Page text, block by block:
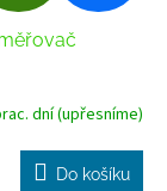
A
R
M
dní (upřesníme)
Do košíku